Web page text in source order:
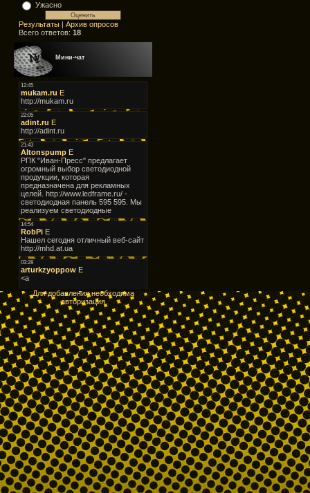
Ужасно
Результаты | Архив опросов
Всего ответов: 18
Мини-чат
Для добавления необходима
авторизация